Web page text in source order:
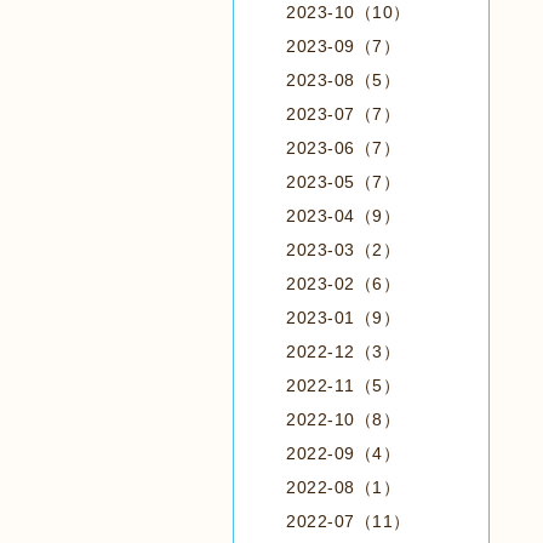
2023-10（10）
2023-09（7）
2023-08（5）
2023-07（7）
2023-06（7）
2023-05（7）
2023-04（9）
2023-03（2）
2023-02（6）
2023-01（9）
2022-12（3）
2022-11（5）
2022-10（8）
2022-09（4）
2022-08（1）
2022-07（11）